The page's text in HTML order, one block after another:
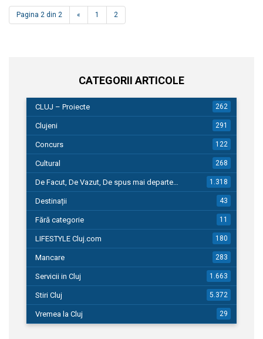
Pagina 2 din 2 « 1 2
CATEGORII ARTICOLE
CLUJ – Proiecte 262
Clujeni 291
Concurs 122
Cultural 268
De Facut, De Vazut, De spus mai departe… 1.318
Destinații 43
Fără categorie 11
LIFESTYLE Cluj.com 180
Mancare 283
Servicii in Cluj 1.663
Stiri Cluj 5.372
Vremea la Cluj 29